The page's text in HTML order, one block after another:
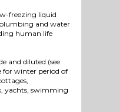
freezing liquid
and water
human life
and diluted (see
for winter period of
yachts, swimming